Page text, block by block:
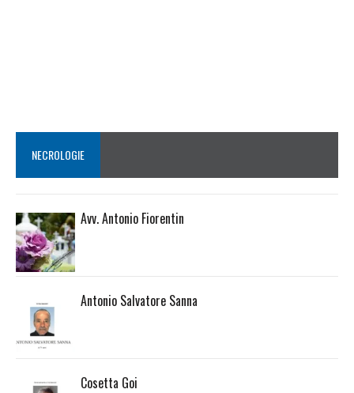
NECROLOGIE
Avv. Antonio Fiorentin
Antonio Salvatore Sanna
Cosetta Goi